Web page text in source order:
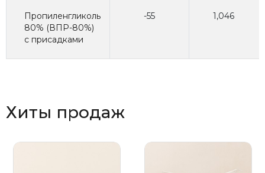
Пропиленгликоль
80% (ВПР-80%)
с присадками
-55 1,046
Хиты продаж